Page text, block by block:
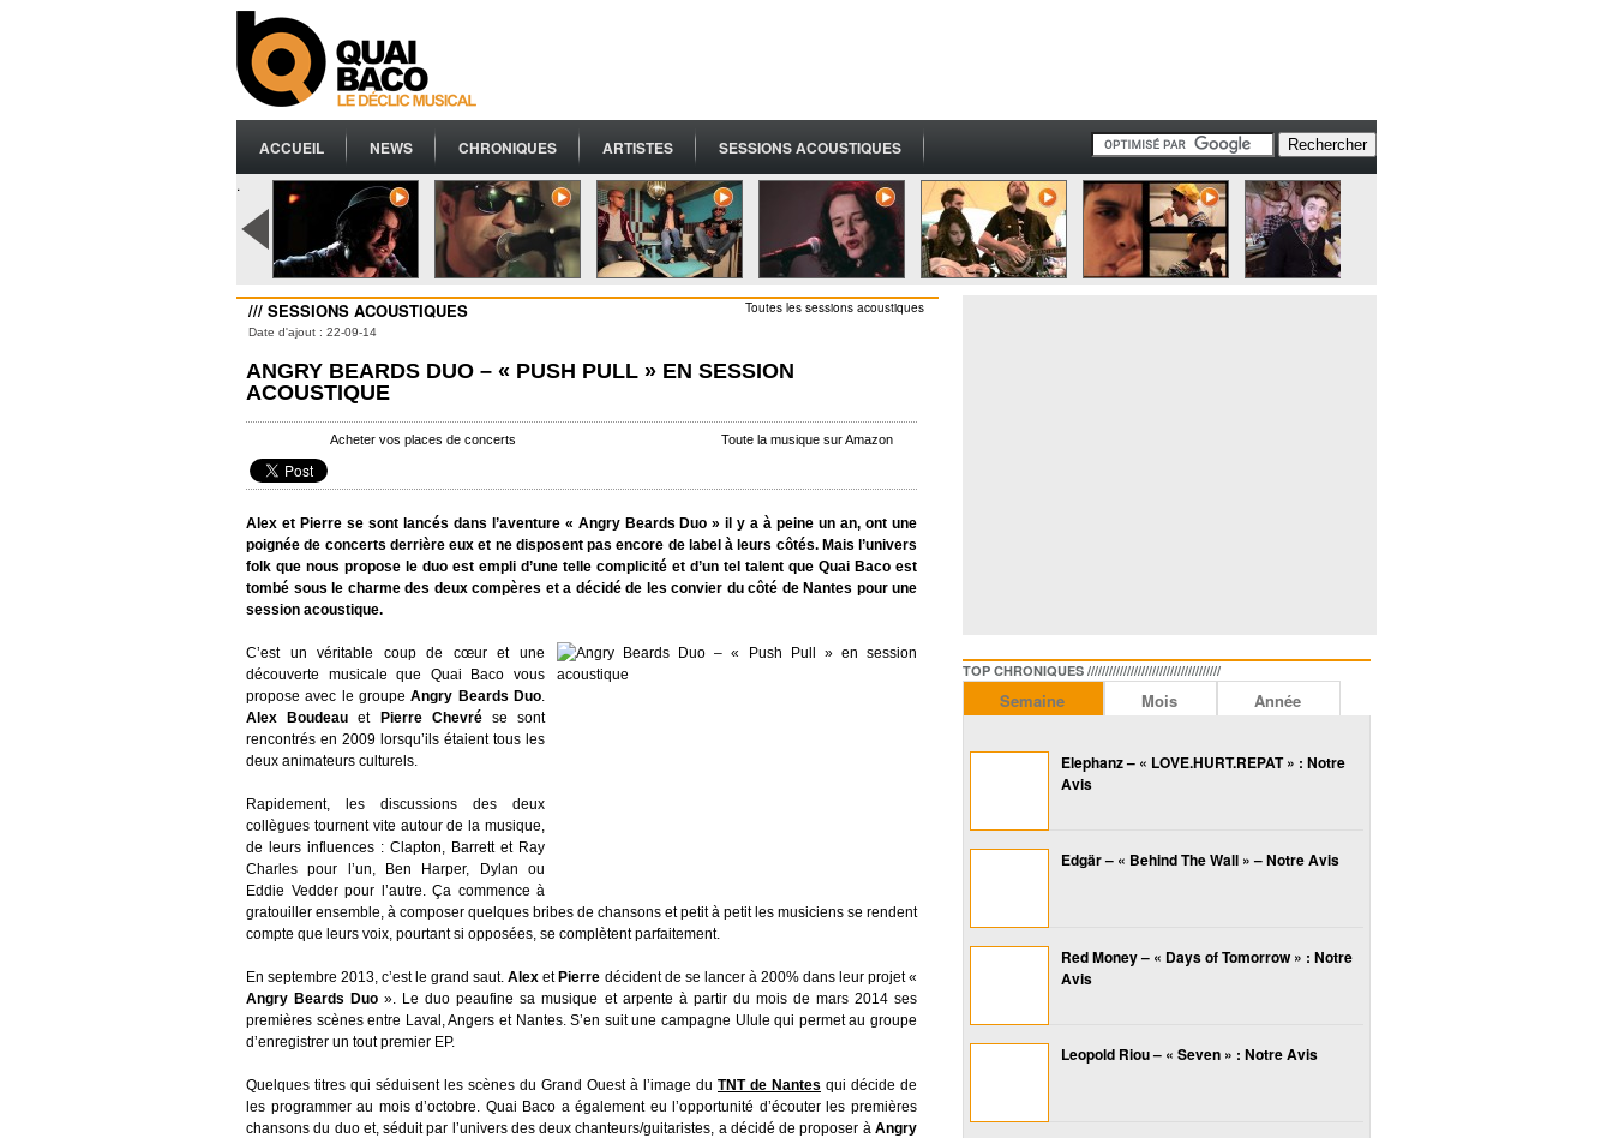
ACCUEIL NEWS CHRONIQUES ARTISTES SESSIONS ACOUSTIQUES
.
/// SESSIONS ACOUSTIQUES Toutes les sessions acoustiques
Date d'ajout : 22-09-14
ANGRY BEARDS DUO – « PUSH PULL » EN SESSION
ACOUSTIQUE
Acheter vos places de concerts Toute la musique sur Amazon
Alex et Pierre se sont lancés dans l’aventure « Angry Beards Duo » il y a à peine un an, ont une
poignée de concerts derrière eux et ne disposent pas encore de label à leurs côtés. Mais l’univers
folk que nous propose le duo est empli d’une telle complicité et d’un tel talent que Quai Baco est
tombé sous le charme des deux compères et a décidé de les convier du côté de Nantes pour une
session acoustique.
C’est un véritable coup de cœur et une
découverte musicale que Quai Baco vous
propose avec le groupe Angry Beards Duo.
Alex Boudeau et Pierre Chevrése sont
rencontrés en 2009 lorsqu’ils étaient tous les
deux animateurs culturels.
Rapidement, les discussions des deux
collègues tournent vite autour de la musique,
de leurs influences : Clapton, Barrett et Ray
Charles pour l’un, Ben Harper, Dylan ou
Eddie Vedder pour l’autre. Ça commence à
gratouiller ensemble, à composer quelques bribes de chansons et petit à petit les musiciens se rendent
compte que leurs voix, pourtant si opposées, se complètent parfaitement.
En septembre 2013, c’est le grand saut.Alex et Pierre décident de se lancer à 200% dans leur projet «
Angry Beards Duo ». Le duo peaufine sa musique et arpente à partir du mois de mars 2014 ses
premières scènes entre Laval, Angers et Nantes. S’en suit une campagne Ulule qui permet au groupe
d’enregistrer un tout premier EP.
Quelques titres qui séduisent les scènes du Grand Ouest à l’image du TNT de Nantes qui décide de
les programmer au mois d’octobre. Quai Baco a également eu l’opportunité d’écouter les premières
chansons du duo et, séduit par l’univers des deux chanteurs/guitaristes, a décidé de proposer à Angry
TOP CHRONIQUES /////////////////////////////////////
Semaine Mois Année
Elephanz – « LOVE.HURT.REPAT » : Notre
Avis
Edgär – « Behind The Wall » – Notre Avis
Red Money – « Days of Tomorrow » : Notre
Avis
Leopold Riou – « Seven » : Notre Avis